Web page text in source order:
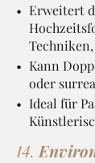
Erweitert
Kann
oder
Ideal für
14.